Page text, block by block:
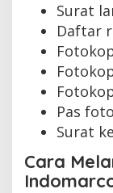
Surat
Daftar
Pas
Surat
Cara